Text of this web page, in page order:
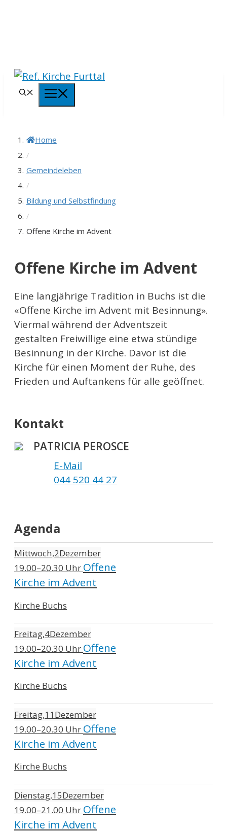
Home
/
Gemeindeleben
/
Bildung und Selbstfindung
/
Offene Kirche im Advent
Offene Kirche im Advent
Eine langjährige Tradition in Buchs ist die
«Offene Kirche im Advent mit Besinnung».
Viermal während der Adventszeit
gestalten Freiwillige eine etwa stündige
Besinnung in der Kirche. Davor ist die
Kirche für einen Moment der Ruhe, des
Frieden und Auftankens für alle geöffnet.
Kontakt
PATRICIA PEROSCE
E-Mail
044 520 44 27
Agenda
Mittwoch 2Dezember
19.00–20.30 Uhr Offene
Kirche im Advent
Kirche Buchs
Freitag 4Dezember
19.00–20.30 Uhr Offene
Kirche im Advent
Kirche Buchs
Freitag 11Dezember
19.00–20.30 Uhr Offene
Kirche im Advent
Kirche Buchs
Dienstag 15Dezember
19.00–21.00 Uhr Offene
Kirche im Advent